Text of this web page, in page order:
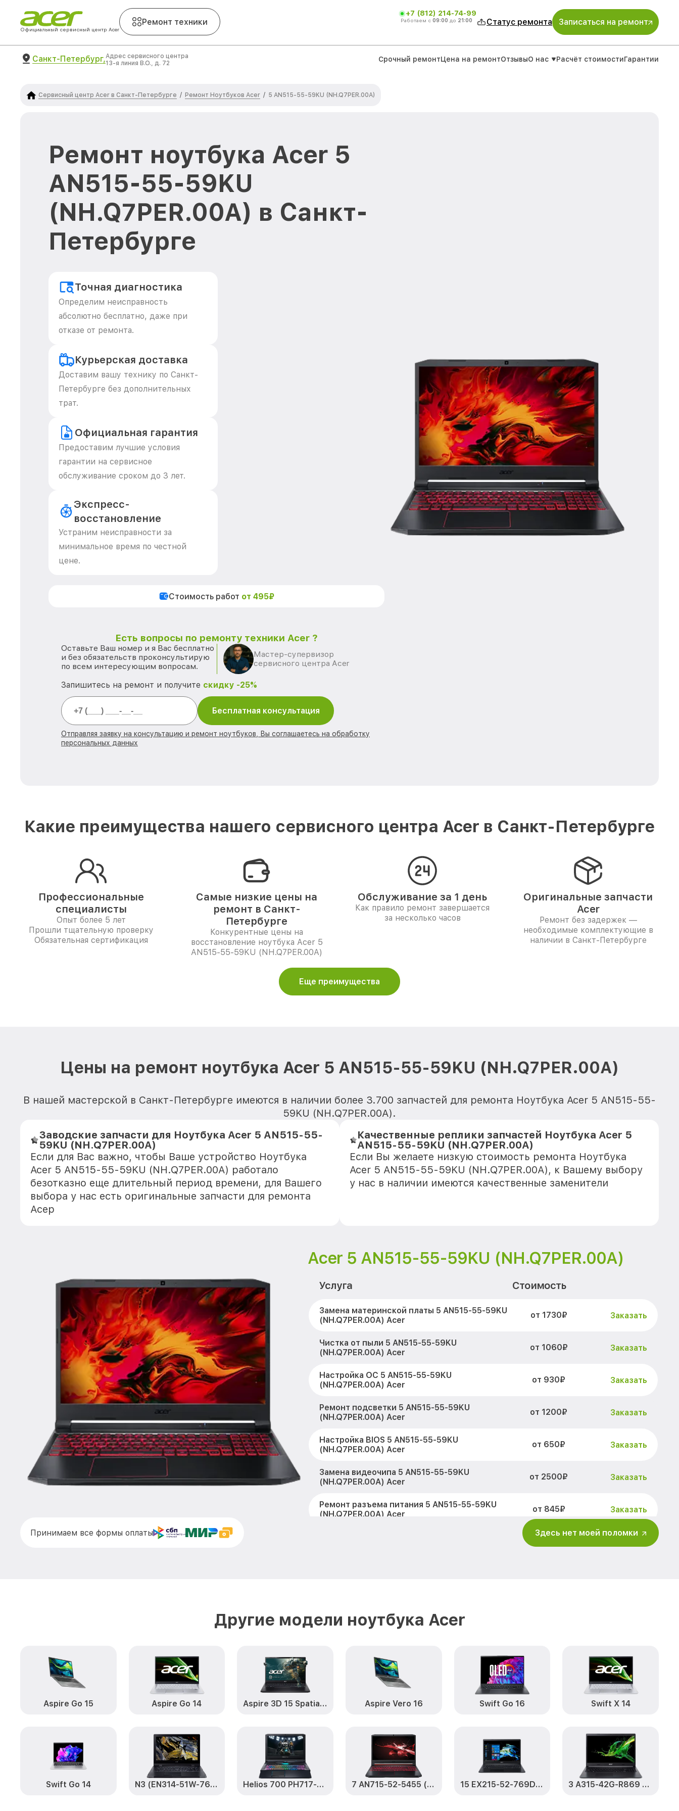
Официальный сервисный центр Acer
Ремонт техники
+7 (812) 214-74-99
Работаем с 09:00 до 21:00 Статус ремонта Записаться на ремонт
Санкт-Петербург,Адрес сервисного центра
13-я линия В.О., д. 72
Срочный ремонтЦена на ремонтОтзывыО нас Расчёт стоимостиГарантии
Сервисный центр Acer в Санкт-Петербурге / Ремонт Ноутбуков Acer / 5 AN515-55-59KU (NH.Q7PER.00A)
Ремонт ноутбука Acer 5
AN515-55-59KU
(NH.Q7PER.00A) в Санкт-
Петербурге
Точная диагностика
Определим неисправность
абсолютно бесплатно, даже при
отказе от ремонта.
Курьерская доставка
Доставим вашу технику по Санкт-
Петербурге без дополнительных
трат.
Официальная гарантия
Предоставим лучшие условия
гарантии на сервисное
обслуживание сроком до 3 лет.
Экспресс-
восстановление
Устраним неисправности за
минимальное время по честной
цене.
Стоимость работ от 495₽
Есть вопросы по ремонту техники Acer ?
Оставьте Ваш номер и я Вас бесплатно
и без обязательств проконсультирую
по всем интересующим вопросам.
Мастер-супервизор
сервисного центра Acer
Запишитесь на ремонт и получите скидку -25%
Бесплатная консультация
Отправляя заявку на консультацию и ремонт ноутбуков, Вы соглашаетесь на обработку
персональных данных
Какие преимущества нашего сервисного центра Acer в Санкт-Петербурге
Профессиональные
специалисты
Опыт более 5 лет
Прошли тщательную проверку
Обязательная сертификация
Самые низкие цены на
ремонт в Санкт-
Петербурге
Конкурентные цены на
восстановление ноутбука Acer 5
AN515-55-59KU (NH.Q7PER.00A)
Обслуживание за 1 день
Как правило ремонт завершается
за несколько часов
Оригинальные запчасти
Acer
Ремонт без задержек —
необходимые комплектующие в
наличии в Санкт-Петербурге
Еще преимущества
Цены на ремонт ноутбука Acer 5 AN515-55-59KU (NH.Q7PER.00A)
В нашей мастерской в Санкт-Петербурге имеются в наличии более 3.700 запчастей для ремонта Ноутбука Acer 5 AN515-55-
59KU (NH.Q7PER.00A).
Заводские запчасти для Ноутбука Acer 5 AN515-55-
59KU (NH.Q7PER.00A)
Если для Вас важно, чтобы Ваше устройство Ноутбука
Acer 5 AN515-55-59KU (NH.Q7PER.00A) работало
безотказно еще длительный период времени, для Вашего
выбора у нас есть оригинальные запчасти для ремонта
Асер
Качественные реплики запчастей Ноутбука Acer 5
AN515-55-59KU (NH.Q7PER.00A)
Если Вы желаете низкую стоимость ремонта Ноутбука
Acer 5 AN515-55-59KU (NH.Q7PER.00A), к Вашему выбору
у нас в наличии имеются качественные заменители
Acer 5 AN515-55-59KU (NH.Q7PER.00A)
Услуга Стоимость
Замена материнской платы 5 AN515-55-59KU
(NH.Q7PER.00A) Acer
от 1730₽ Заказать
Чистка от пыли 5 AN515-55-59KU
(NH.Q7PER.00A) Acer
от 1060₽ Заказать
Настройка ОС 5 AN515-55-59KU
(NH.Q7PER.00A) Acer
от 930₽ Заказать
Ремонт подсветки 5 AN515-55-59KU
(NH.Q7PER.00A) Acer
от 1200₽ Заказать
Настройка BIOS 5 AN515-55-59KU
(NH.Q7PER.00A) Acer
от 650₽ Заказать
Замена видеочипа 5 AN515-55-59KU
(NH.Q7PER.00A) Acer
от 2500₽ Заказать
Ремонт разъема питания 5 AN515-55-59KU
(NH.Q7PER.00A) Acer
от 845₽ Заказать
(NH.Q7PER.00A) Acer
Замена вебкамеры 5 AN515-55-59KU
(NH.Q7PER.00A) Acer
Заказать
Ремонт петель крышки 5 AN515-55-59KU
(NH.Q7PER.00A) Acer
Заказать
(NH.Q7PER.00A) Acer
Заказать
Замена южного моста 5 AN515-55-59KU
(NH.Q7PER.00A) Acer
Заказать
Принимаем все формы оплаты Здесь нет моей поломки
Другие модели ноутбука Acer
Aspire Go 15 Aspire Go 14 Aspire 3D 15 SpatialLabs™ Edition Aspire Vero 16 Swift Go 16 Swift X 14
Swift Go 14 N3 (EN314-51W-76BE) Helios 700 PH717-72-905U (NH.Q92ER.002) 7 AN715-52-5455 (NH.Q8FER.00C) 15 EX215-52-769D (NX.EG8ER.00P) 3 A315-42G-R869 (NX.HF8ER.03P)